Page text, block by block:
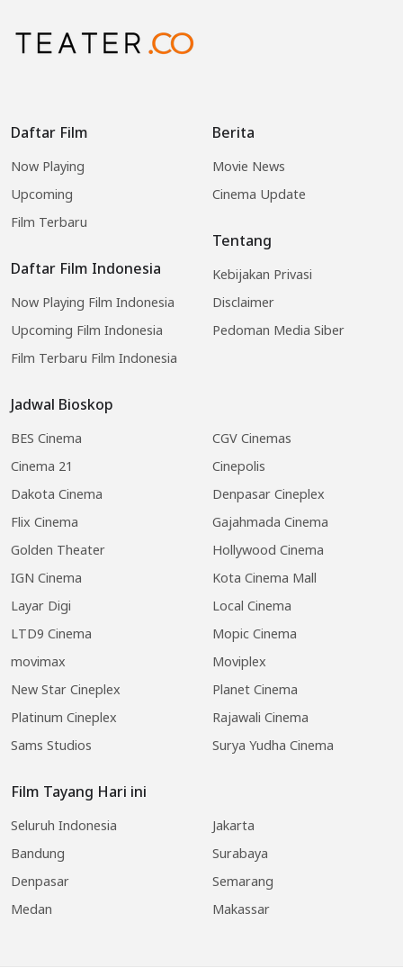
Daftar Film
Now Playing
Upcoming
Film Terbaru
Daftar Film Indonesia
Now Playing Film Indonesia
Upcoming Film Indonesia
Film Terbaru Film Indonesia
Jadwal Bioskop
BES Cinema
CGV Cinemas
Cinema 21
Cinepolis
Dakota Cinema
Denpasar Cineplex
Flix Cinema
Gajahmada Cinema
Golden Theater
Hollywood Cinema
IGN Cinema
Kota Cinema Mall
Layar Digi
Local Cinema
LTD9 Cinema
Mopic Cinema
movimax
Moviplex
New Star Cineplex
Planet Cinema
Platinum Cineplex
Rajawali Cinema
Sams Studios
Surya Yudha Cinema
Film Tayang Hari ini
Seluruh Indonesia
Jakarta
Bandung
Surabaya
Denpasar
Semarang
Medan
Makassar
Berita
Movie News
Cinema Update
Tentang
Kebijakan Privasi
Disclaimer
Pedoman Media Siber